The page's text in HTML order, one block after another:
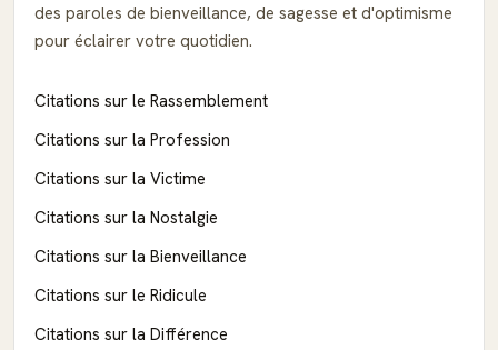
des paroles de bienveillance, de sagesse et d'optimisme
pour éclairer votre quotidien.
Citations sur le Rassemblement
Citations sur la Profession
Citations sur la Victime
Citations sur la Nostalgie
Citations sur la Bienveillance
Citations sur le Ridicule
Citations sur la Différence